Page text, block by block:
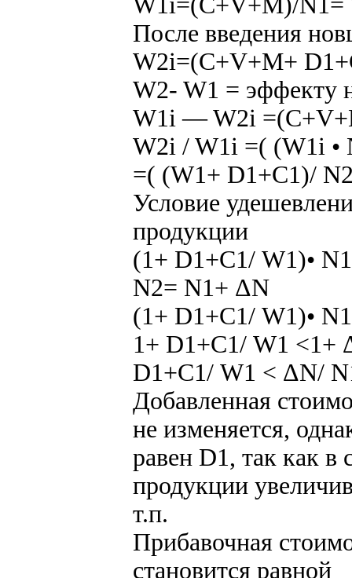
После введения
W2i=(C+V+M+
W2- W1 = эффекту
W1i — W2i
W2i / W1i =( (W1i •
=( (W1+ D1+С1)/
Условие
продукции
(1+ D1+С1/ W1)•
N2= N1+ ΔN
(1+ D1+С1/ W1)•
1+ D1+С1/ W1 <1+
D1+С1/ W1 < ΔN/
Добавленная
не изменяется,
равен D1, так как в
продукции
т.п.
Прибавочная
становится равной